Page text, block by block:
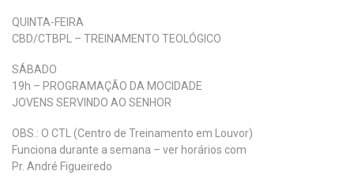
QUINTA-FEIRA
CBD/CTBPL – TREINAMENTO TEOLÓGICO
SÁBADO
19h – PROGRAMAÇÃO DA MOCIDADE
JOVENS SERVINDO AO SENHOR
OBS.: O CTL (Centro de Treinamento em Louvor)
Funciona durante a semana – ver horários com
Pr. André Figueiredo